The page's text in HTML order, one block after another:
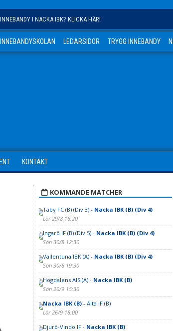
I NACKA IBK? KLICKA HÄR!
INNEBANDYSKOLAN LEDARSIDOR TRYGG INNEBANDY
KONTAKT
KOMMANDE MATCHER
Täby FC (B) (Div 3) - Nacka IBK (B) (Div 4)
Lör 29/8 16:20
Ingarö IF (B) (Div 5) - Nacka IBK (B) (Div 4)
Sön 30/8 12:30
Vallentuna IBK (A) - Nacka IBK (B) (Div 4)
Sön 30/8 19:30
Högdalens AIS (A) - Nacka IBK (B)
Sön 20/9 15:30
Nacka IBK (B)- Älta IF (B)
Lör 26/9 18:00
Djurö-Vindö IF - Nacka IBK (B)